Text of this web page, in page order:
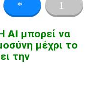
AI μπορεί να
μέχρι το
την